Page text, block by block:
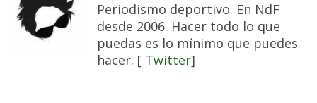
Periodismo deportivo. En NdF
desde 2006. Hacer todo lo que
puedas es lo mínimo que puedes
hacer. [ Twitter]